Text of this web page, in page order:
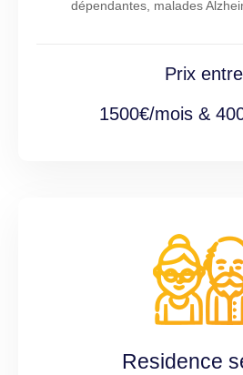
dépendantes, malades
Prix entre
1500€/mois &
Residence